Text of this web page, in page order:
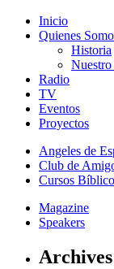
Inicio
Quienes
Historia
Radio
TV
Eventos
Proyectos
Angeles de
Club de
Cursos
Magazine
Speakers
Archives